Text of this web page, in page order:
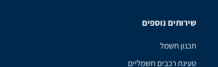
שירותים נוספים
תכנון חשמל
טעינת רכבים חשמליים